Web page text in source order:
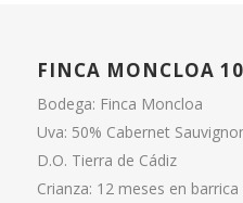
FINCA MONCLOA
Bodega: Finca Moncloa
Uva: 50% Cabernet
D.O. Tierra de Cádiz
Crianza: 12 meses en barrica